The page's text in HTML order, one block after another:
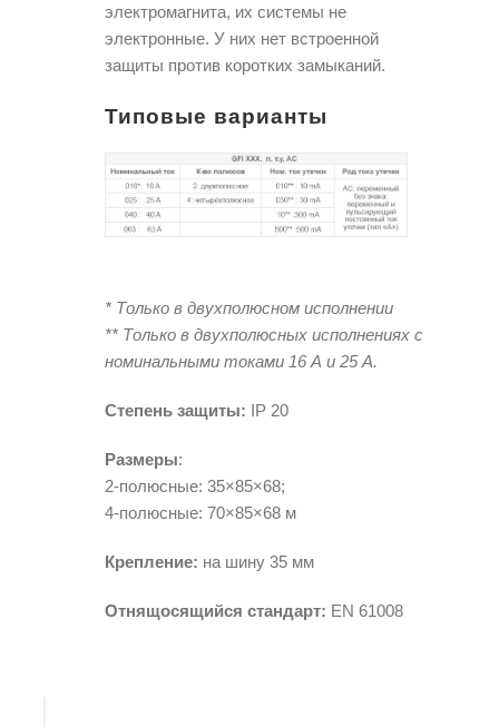
электромагнита, их системы не
электронные. У них нет встроенной
защиты против коротких замыканий.
Типовые варианты
* Только в двухполюсном исполнении
** Только в двухполюсных исполнениях с
номинальными токами 16 А и 25 А.
Степень защиты: IP 20
Размеры:
2-полюсные: 35×85×68;
4-полюсные: 70×85×68 м
Крепление: на шину 35 мм
Отнящосящийся стандарт: EN 61008